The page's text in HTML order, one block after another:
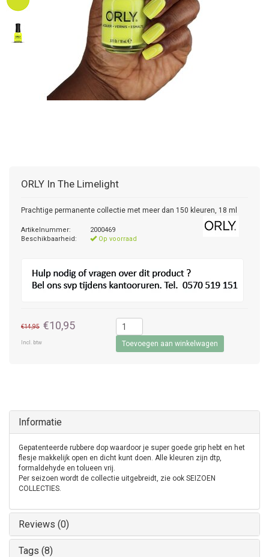
ORLY In The Limelight
Prachtige permanente collectie met meer dan 150 kleuren, 18 ml
Artikelnummer:
2000469
Beschikbaarheid:
Op voorraad
€14,95 €10,95
Incl. btw Toevoegen aan winkelwagen
Informatie
Gepatenteerde rubbere dop waardoor je super goede grip hebt en het
flesje makkelijk open en dicht kunt doen. Alle kleuren zijn dtp,
formaldehyde en tolueen vrij.
Per seizoen wordt de collectie uitgebreidt, zie ook SEIZOEN
COLLECTIES.
Reviews (0)
Tags (8)